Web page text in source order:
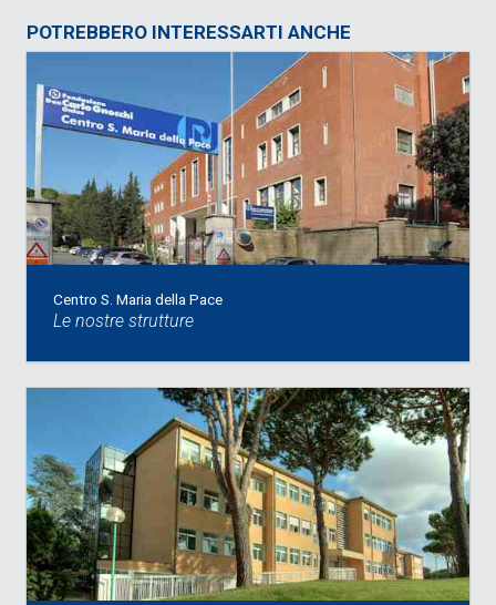
POTREBBERO INTERESSARTI ANCHE
Centro S. Maria della Pace
Le nostre strutture